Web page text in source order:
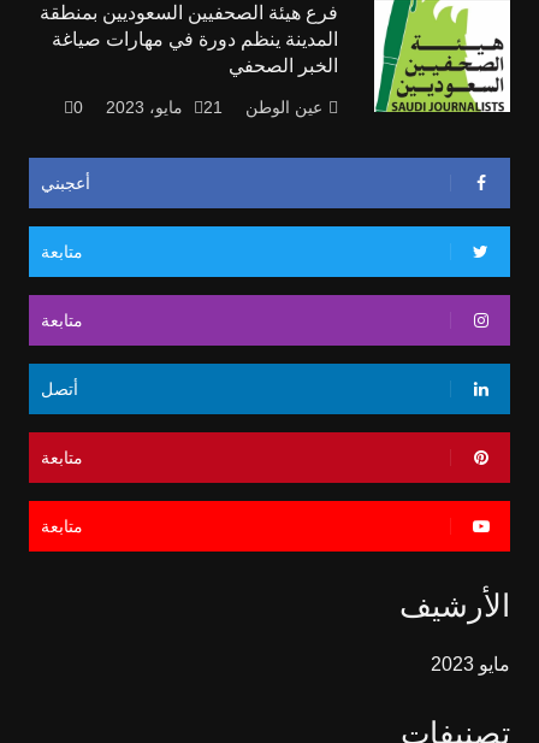
فرع هيئة الصحفيين السعوديين بمنطقة
المدينة ينظم دورة في مهارات صياغة
الخبر الصحفي
عين الوطن 21 مايو، 2023 0
أعجبني
متابعة
متابعة
أتصل
متابعة
متابعة
الأرشيف
مايو 2023
تصنيفات